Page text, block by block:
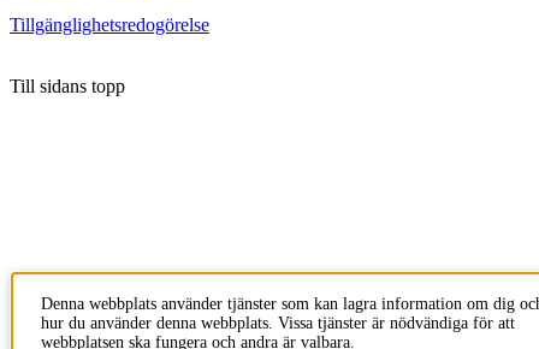
Tillgänglighetsredogörelse
Till sidans topp
Denna webbplats använder tjänster som kan lagra information om dig
hur du använder denna webbplats. Vissa tjänster är nödvändiga för att
webbplatsen ska fungera och andra är valbara.